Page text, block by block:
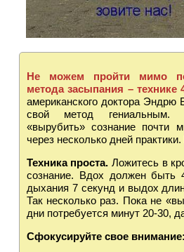
Не можем пройти мимо
метода засыпания – технике
американского доктора Эндрю
свой метод гениальным.
«вырубить» сознание почти
через несколько дней
Техника проста. Ложитесь в
сознание. Вдох должен быть
дыхания 7 секунд и выдох
Так несколько раз. Пока не
дни потребуется минут 20-30,
Сфокусируйте свое внимание: